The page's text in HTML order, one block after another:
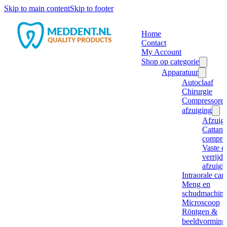
Skip to main contentSkip to footer
Home
Contact
My Account
Shop op categorie
Apparatuur
Autoclaaf
Chirurgie
afzuiging
Cattani
Vaste
Intraorale
Meng en
Microscoop
Röntgen &
beeldvorming